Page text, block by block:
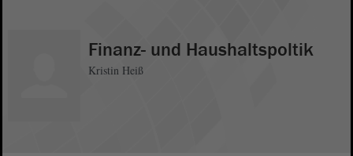
Finanz- und Haushaltspoltik
Kristin Heiß